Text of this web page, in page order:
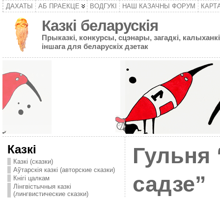
ДАХАТЫ АБ ПРАЕКЦЕ ВОДГУКІ НАШ КАЗАЧНЫ ФОРУМ
Казкі беларускія
Прыказкі, конкурсы, сцэнары, загадкі,
іншага для беларускіх дзетак
Казкі
Казкі (сказки)
Аўтарскія казкі (авторские сказки)
Кнігі цалкам
Лінгвістычныя казкі
(лингвистические сказки)
Гульня
садзе”